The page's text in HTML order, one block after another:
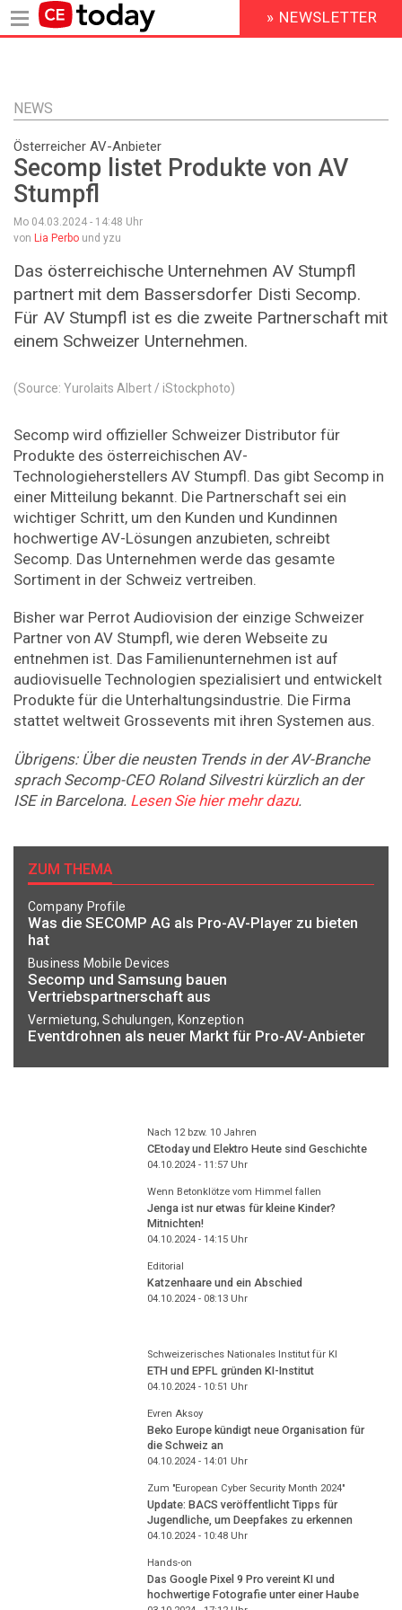
Inhalt
HEADER
MENU
» NEWSLETTER
NEWS
Österreicher AV-Anbieter
Secomp listet Produkte von AV
Stumpfl
Mo 04.03.2024 - 14:48 Uhr
von Lia Perbo und yzu
Das österreichische Unternehmen AV Stumpfl
partnert mit dem Bassersdorfer Disti Secomp.
Für AV Stumpfl ist es die zweite Partnerschaft mit
einem Schweizer Unternehmen.
(Source: Yurolaits Albert / iStockphoto)
Secomp wird offizieller Schweizer Distributor für
Produkte des österreichischen AV-
Technologieherstellers AV Stumpfl. Das gibt Secomp in
einer Mitteilung bekannt. Die Partnerschaft sei ein
wichtiger Schritt, um den Kunden und Kundinnen
hochwertige AV-Lösungen anzubieten, schreibt
Secomp. Das Unternehmen werde das gesamte
Sortiment in der Schweiz vertreiben.
Bisher war Perrot Audiovision der einzige Schweizer
Partner von AV Stumpfl, wie deren Webseite zu
entnehmen ist. Das Familienunternehmen ist auf
audiovisuelle Technologien spezialisiert und entwickelt
Produkte für die Unterhaltungsindustrie. Die Firma
stattet weltweit Grossevents mit ihren Systemen aus.
Übrigens: Über die neusten Trends in der AV-Branche
sprach Secomp-CEO Roland Silvestri kürzlich an der
ISE in Barcelona. Lesen Sie hier mehr dazu.
ZUM THEMA
Company Profile
Was die SECOMP AG als Pro-AV-Player zu bieten
hat
Business Mobile Devices
Secomp und Samsung bauen
Vertriebspartnerschaft aus
Vermietung, Schulungen, Konzeption
Eventdrohnen als neuer Markt für Pro-AV-Anbieter
Nach 12 bzw. 10 Jahren
CEtoday und Elektro Heute sind Geschichte
04.10.2024 - 11:57Uhr
Wenn Betonklötze vom Himmel fallen
Jenga ist nur etwas für kleine Kinder?
Mitnichten!
04.10.2024 - 14:15Uhr
Editorial
Katzenhaare und ein Abschied
04.10.2024 - 08:13Uhr
Schweizerisches Nationales Institut für KI
ETH und EPFL gründen KI-Institut
04.10.2024 - 10:51 Uhr
Evren Aksoy
Beko Europe kündigt neue Organisation für
die Schweiz an
04.10.2024 - 14:01 Uhr
Zum "European Cyber Security Month 2024"
Update: BACS veröffentlicht Tipps für
Jugendliche, um Deepfakes zu erkennen
04.10.2024 - 10:48Uhr
Hands-on
Das Google Pixel 9 Pro vereint KI und
hochwertige Fotografie unter einer Haube